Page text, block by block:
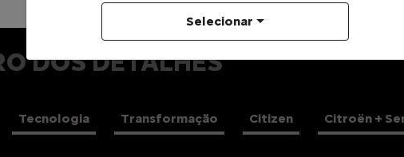
DOS DETALHES
Tecnologia Transformação Citizen Citroën +
Selecionar